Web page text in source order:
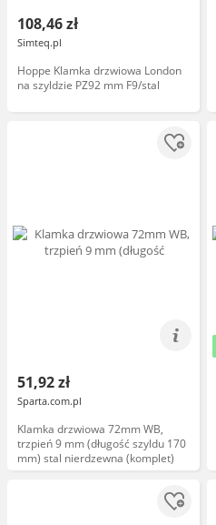
108,46 zł
Simteq.pl
Hoppe Klamka drzwiowa London
na szyldzie PZ92 mm F9/stal
51,92 zł
Sparta.com.pl
Klamka drzwiowa 72mm WB,
trzpień 9 mm (długość szyldu 170
mm) stal nierdzewna (komplet)